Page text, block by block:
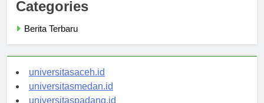
Categories
universitasaceh.id
universitasmedan.id